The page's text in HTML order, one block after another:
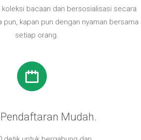
koleksi bacaan dan bersosialisasi secara
pun, kapan pun dengan nyaman bersama
setiap orang.
Mudah.